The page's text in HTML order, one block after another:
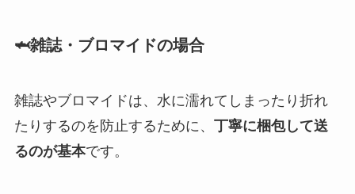
🦈雑誌・ブロマイドの場合
雑誌やブロマイドは、水に濡れてしまったり折れ
たりするのを防止するために、 丁寧に梱包して送
るのが基本です。